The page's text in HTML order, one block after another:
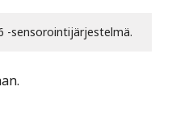
-sensorointijärjestelmä.